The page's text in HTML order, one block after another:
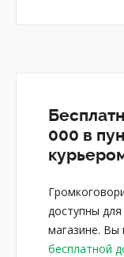
000 в
доступны
магазине. Вы
бесплатной